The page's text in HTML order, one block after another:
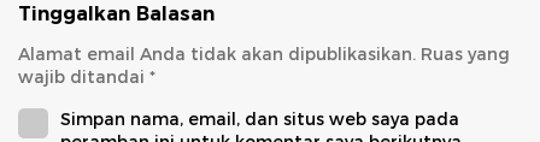
Tinggalkan Balasan
Alamat email Anda tidak akan dipublikasikan. Ruas yang
wajib ditandai *
Simpan nama, email, dan situs web saya pada